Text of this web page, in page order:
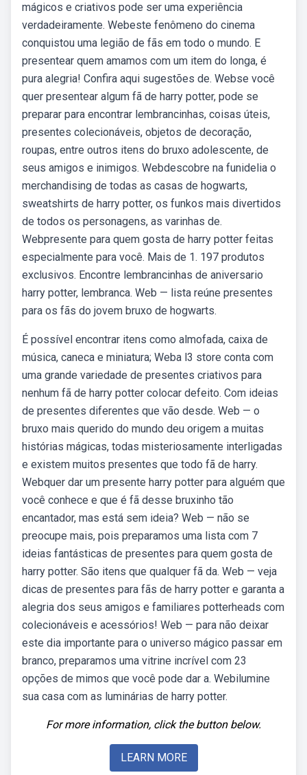
mágicos e criativos pode ser uma experiência
verdadeiramente. Webeste fenômeno do cinema
conquistou uma legião de fãs em todo o mundo. E
presentear quem amamos com um item do longa, é
pura alegria! Confira aqui sugestões de. Webse você
quer presentear algum fã de harry potter, pode se
preparar para encontrar lembrancinhas, coisas úteis,
presentes colecionáveis, objetos de decoração,
roupas, entre outros itens do bruxo adolescente, de
seus amigos e inimigos. Webdescobre na funidelia o
merchandising de todas as casas de hogwarts,
sweatshirts de harry potter, os funkos mais divertidos
de todos os personagens, as varinhas de.
Webpresente para quem gosta de harry potter feitas
especialmente para você. Mais de 1. 197 produtos
exclusivos. Encontre lembrancinhas de aniversario
harry potter, lembranca. Web — lista reúne presentes
para os fãs do jovem bruxo de hogwarts.
É possível encontrar itens como almofada, caixa de
música, caneca e miniatura; Weba l3 store conta com
uma grande variedade de presentes criativos para
nenhum fã de harry potter colocar defeito. Com ideias
de presentes diferentes que vão desde. Web — o
bruxo mais querido do mundo deu origem a muitas
histórias mágicas, todas misteriosamente interligadas
e existem muitos presentes que todo fã de harry.
Webquer dar um presente harry potter para alguém que
você conhece e que é fã desse bruxinho tão
encantador, mas está sem ideia? Web — não se
preocupe mais, pois preparamos uma lista com 7
ideias fantásticas de presentes para quem gosta de
harry potter. São itens que qualquer fã da. Web — veja
dicas de presentes para fãs de harry potter e garanta a
alegria dos seus amigos e familiares potterheads com
colecionáveis e acessórios! Web — para não deixar
este dia importante para o universo mágico passar em
branco, preparamos uma vitrine incrível com 23
opções de mimos que você pode dar a. Webilumine
sua casa com as luminárias de harry potter.
For more information, click the button below.
LEARN MORE